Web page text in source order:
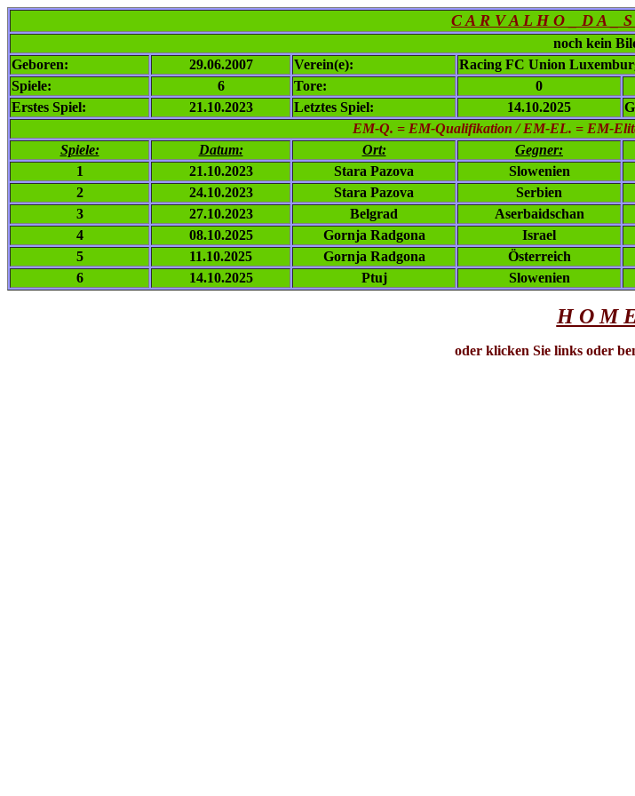
C A R V A L H O _ D A _
noch kein
Geboren:
29.06.2007 Verein(e):
Racing FC Union
Spiele:
6 Tore:
0
Erstes Spiel:
21.10.2023 Letztes Spiel: 14.10.2025
EM-Q. = EM-Qualifikation / EM-EL. = EM-
Spiele:
Datum: Ort: Gegner:
1
21.10.2023 Stara Pazova Slowenien
2
24.10.2023 Stara Pazova Serbien
3
27.10.2023 Belgrad Aserbaidschan
4
08.10.2025 Gornja Radgona Israel
5
11.10.2025 Gornja Radgona Österreich
6
14.10.2025 Ptuj Slowenien
H O M
oder klicken Sie links oder